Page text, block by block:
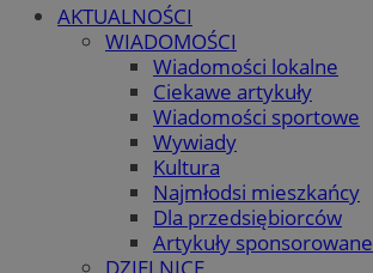
AKTUALNOŚCI
WIADOMOŚCI
Wiadomości lokalne
Ciekawe artykuły
Wiadomości sportowe
Wywiady
Kultura
Najmłodsi mieszkańcy
Dla przedsiębiorców
Artykuły sponsorowane